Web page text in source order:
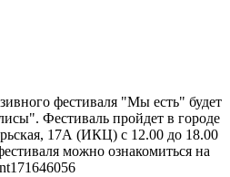
фестиваля "Мы есть" будет
Фестиваль пройдет в городе
17А (ИКЦ) с 12.00 до 18.00
можно ознакомиться на